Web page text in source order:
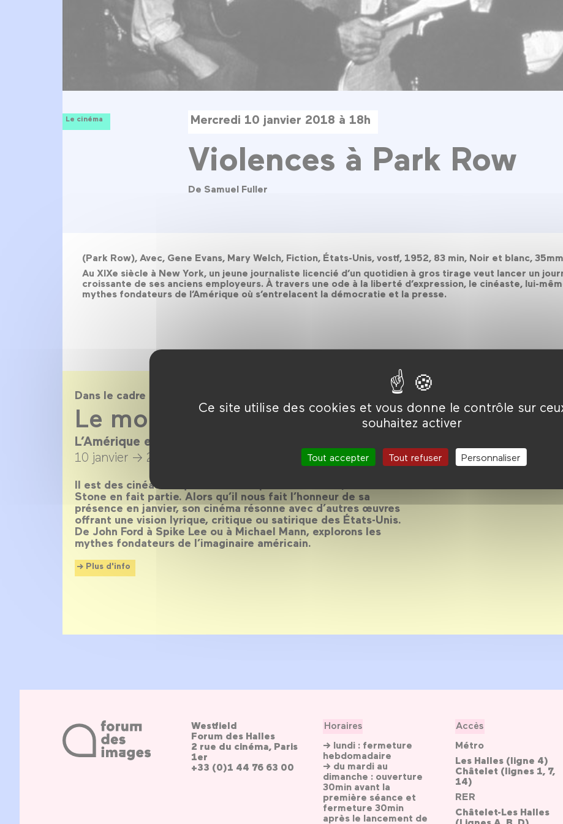
Ce site utilise des cookies et vous donne le contrôle sur
souhaitez activer
Tout accepter Tout refuser Personnaliser
Le cinéma Mercredi 10 janvier 2018 à 18h
Violences à Park Row
De Samuel Fuller
(Park Row), Avec, Gene Evans, Mary Welch, Fiction, États-Unis, vostf, 1952, 83 min, Noir et blanc,
Au XIXe siècle à New York, un jeune journaliste licencié d’un quotidien à gros tirage veut lancer un
croissante de ses anciens employeurs. À travers une ode à la liberté d’expression, le cinéaste, lui-
mythes fondateurs de l’Amérique où s’entrelacent la démocratie et la presse.
Dans le cadre de
Le monde est Stone
L’Amérique en 80 films / en présence d’Oliver Stone
10 janvier → 28 février 2018
Il est des cinéastes qui ne laissent pas indifférents, et Oliver
Stone en fait partie. Alors qu’il nous fait l’honneur de sa
présence en janvier, son cinéma résonne avec d’autres œuvres
offrant une vision lyrique, critique ou satirique des États-Unis.
De John Ford à Spike Lee ou à Michael Mann, explorons les
mythes fondateurs de l’imaginaire américain.
Plus d'info
Westfield
Forum des Halles
2 rue du cinéma, Paris
1er
+33 (0)1 44 76 63 00
Horaires
→ lundi : fermeture
hebdomadaire
→ du mardi au
dimanche : ouverture
30min avant la
première séance et
fermeture 30min
après le lancement de
Accès
Métro
Les Halles (ligne 4)
Châtelet (lignes 1, 7,
14)
RER
Châtelet-Les Halles